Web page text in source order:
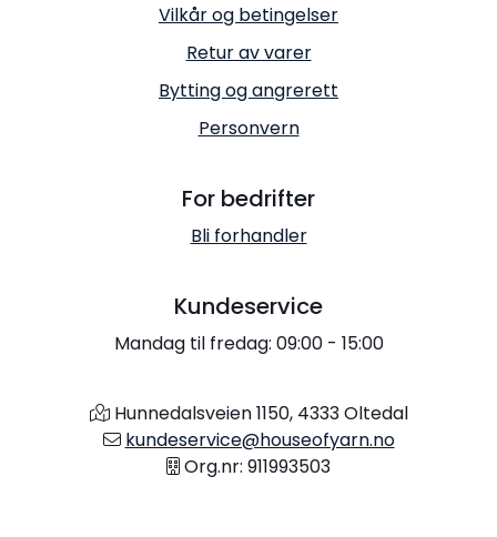
Vilkår og betingelser
Retur av varer
Bytting og angrerett
Personvern
For bedrifter
Bli forhandler
Kundeservice
Mandag til fredag: 09:00 - 15:00
Hunnedalsveien 1150, 4333 Oltedal
kundeservice@houseofyarn.no
Org.nr: 911993503